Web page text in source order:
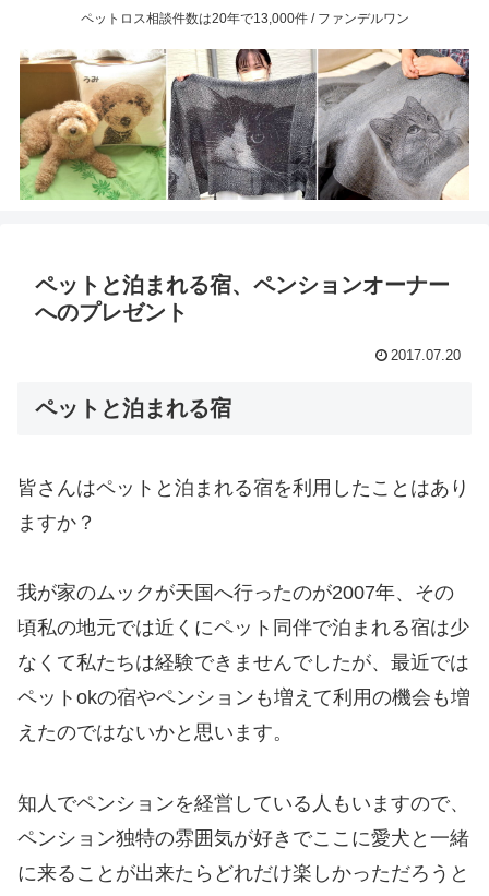
ペットロス相談件数は20年で13,000件 / ファンデルワン
ペットと泊まれる宿、ペンションオーナー
へのプレゼント
2017.07.20
ペットと泊まれる宿
皆さんはペットと泊まれる宿を利用したことはあり
ますか？
我が家のムックが天国へ行ったのが2007年、その
頃私の地元では近くにペット同伴で泊まれる宿は少
なくて私たちは経験できませんでしたが、最近では
ペットokの宿やペンションも増えて利用の機会も増
えたのではないかと思います。
知人でペンションを経営している人もいますので、
ペンション独特の雰囲気が好きでここに愛犬と一緒
に来ることが出来たらどれだけ楽しかっただろうと